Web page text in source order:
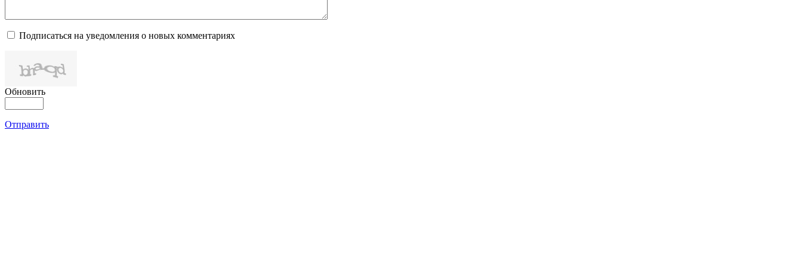
Подписаться на уведомления о новых комментариях
Обновить
Отправить